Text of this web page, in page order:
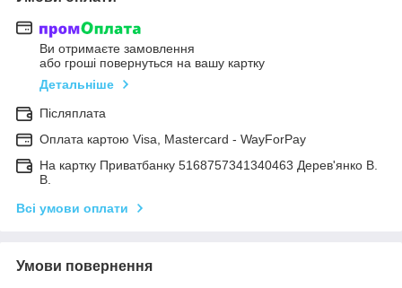
Ви отримаєте замовлення
або гроші повернуться на вашу картку
Детальніше
Післяплата
Оплата картою Visa, Mastercard - WayForPay
На картку Приватбанку 5168757341340463 Дерев'янко В.
В.
Всі умови оплати
Умови повернення